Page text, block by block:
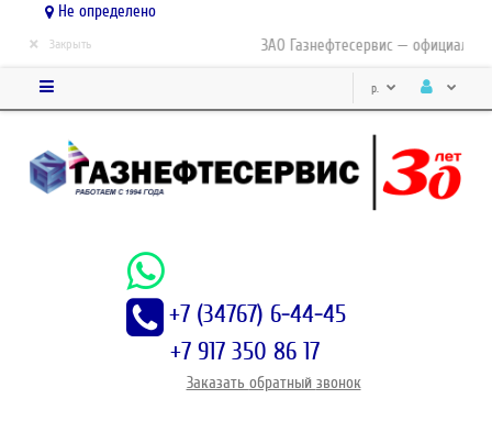
Не определено
ЗАО Газнефтесервис —
× Закрыть
р.
+7 (34767) 6-44-45
+7 917 350 86 17
Заказать обратный звонок